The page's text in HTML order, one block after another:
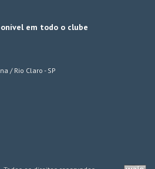
em todo o clube
/ Rio Claro - SP